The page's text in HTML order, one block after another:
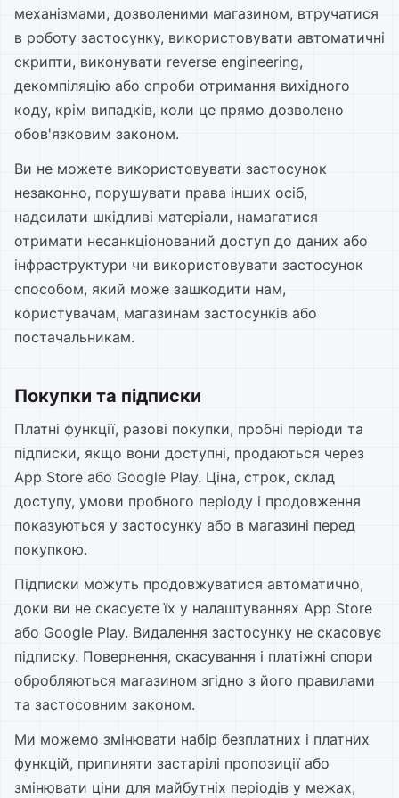
механізмами, дозволеними магазином, втручатися
в роботу застосунку, використовувати автоматичні
скрипти, виконувати reverse engineering,
декомпіляцію або спроби отримання вихідного
коду, крім випадків, коли це прямо дозволено
обов'язковим законом.
Ви не можете використовувати застосунок
незаконно, порушувати права інших осіб,
надсилати шкідливі матеріали, намагатися
отримати несанкціонований доступ до даних або
інфраструктури чи використовувати застосунок
способом, який може зашкодити нам,
користувачам, магазинам застосунків або
постачальникам.
Покупки та підписки
Платні функції, разові покупки, пробні періоди та
підписки, якщо вони доступні, продаються через
App Store або Google Play. Ціна, строк, склад
доступу, умови пробного періоду і продовження
показуються у застосунку або в магазині перед
покупкою.
Підписки можуть продовжуватися автоматично,
доки ви не скасуєте їх у налаштуваннях App Store
або Google Play. Видалення застосунку не скасовує
підписку. Повернення, скасування і платіжні спори
обробляються магазином згідно з його правилами
та застосовним законом.
Ми можемо змінювати набір безплатних і платних
функцій, припиняти застарілі пропозиції або
змінювати ціни для майбутніх періодів у межах,